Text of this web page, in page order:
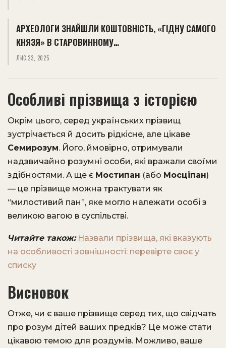
АРХЕОЛОГИ ЗНАЙШЛИ КОШТОВНІСТЬ, «ГІДНУ САМОГО
КНЯЗЯ» В СТАРОВИННОМУ…
ЛИС 23, 2025
Особливі прізвища з історією
Окрім цього, серед українських прізвищ
зустрічається й досить рідкісне, але цікаве
Семирозум. Його, ймовірно, отримували
надзвичайно розумні особи, які вражали своїми
здібностями. А ще є Мостипан (або Мосціпан)
— це прізвище можна трактувати як
“милостивий пан”, яке могло належати особі з
великою вагою в суспільстві.
Читайте також: Назвали прізвища, які вказують
на особливості зовнішності: перевірте своє у
списку
Висновок
Отже, чи є ваше прізвище серед тих, що свідчать
про розум дітей ваших предків? Це може стати
цікавою темою для роздумів. Можливо, ваше